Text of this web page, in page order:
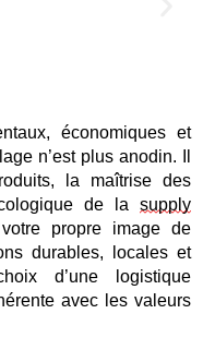
économiques et
n’est plus anodin. Il
la maîtrise des
de la supply
propre image de
durables, locales et
d’une logistique
avec les valeurs